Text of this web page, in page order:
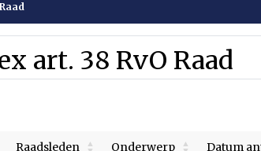
art. 38 RvO Raad
Raadsleden Onderwerp Datum